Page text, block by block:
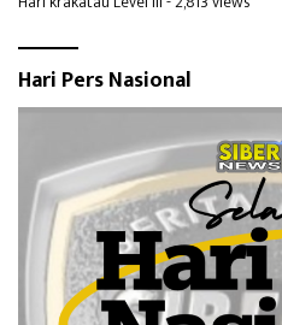
Hari Pers Nasional